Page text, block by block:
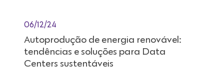
06/12/24
Autoprodução de energia renovável:
tendências e soluções para Data
Centers sustentáveis